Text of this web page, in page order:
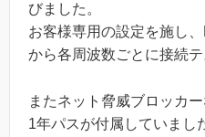
びました。
お客様専用の設定を施し
から各周波数ごとに接続
またネット脅威ブロッカ
1年パスが付属していまし